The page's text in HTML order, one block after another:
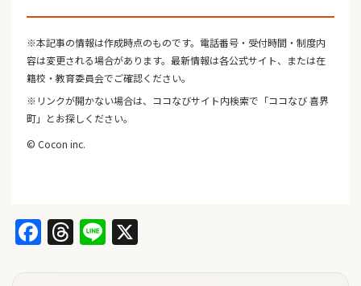
※本記事の情報は作成時点のものです。電話番号・受付時間・制度内
容は変更される場合があります。最新情報は各公式サイト、または在
籍校・教育委員会でご確認ください。
※リンクが開かない場合は、ココなびサイト内検索で「ココなび 喜界
町」とお探しください。
© Cocon inc.
Facebook
Threads
Line